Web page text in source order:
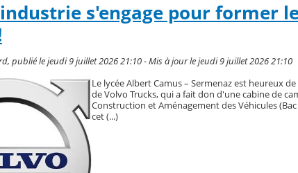
s'engage pour former
publié le jeudi 9 juillet 2026 21:10 - Mis à jour le jeudi 9 juillet 2026 21:10
Le lycée Albert Camus – Sermenaz est heureux
de Volvo Trucks, qui a fait don d'une cabine de
Construction et Aménagement des Véhicules (Bac
cet (...)